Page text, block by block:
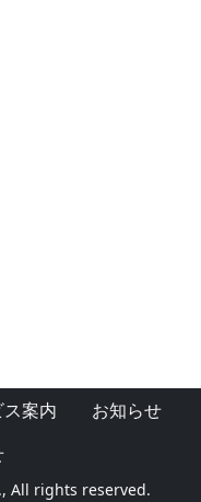
案内
お知らせ
All rights reserved.